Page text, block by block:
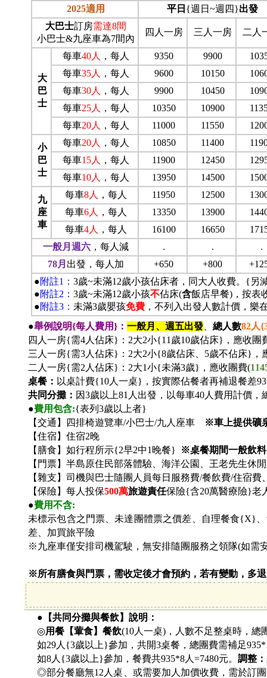
2025適用 平日 {週日~週四}出發
大巴士訂房需達8間
小巴士&九座車為7間內
四人一房 三人一房 二人
大
巴
士
每車40人 ，每人 9350 9900
每車35人 ，每人 9600 10150
每車30人 ，每人 9900 10450
每車25人 ，每人 10350 10900
每車20人 ，每人 11000 11550
小
巴
士
每車20人 ，每人 10850 11400
每車15人 ，每人 11900 12450
每車10人 ，每人 13950 14500
九
座
車
每車8人 ，每人 11950 12500
每車6人 ，每人 13350 13900
每車4人 ，每人 16100 16650
一般月週六 ，每人減 . .
.
78月 出發，每人加 +650 +800
●附註1： 3歲~未滿12歲小孩佔床者，同大人收費。{另
●附註2： 3歲~未滿12歲小孩不佔床(含飯店早餐)，按表
●附註3： 未滿3歲嬰孩免費 ，不列入出發人數計價，樂
●舉例說明{每人費用}： 一般月、週五出發 總人數82人
四人一房{需4人佔床}：2大2小{11歲10歲佔床}，應收團
三人一房{需3人佔床}：2大2小{8歲佔床、5歲不佔床}，
二人一房{需2人佔床}：2大1小{未滿3歲}，應收團費(
桌餐： 以桌計費{10人一桌}，按實際佔餐者再補退餐差
共同分攤： 因3歲以上81人出發，以每車40人費用計價，
●費用包含:{表列3歲以上者}
【交通】四排椅遊覽車/小巴士/九人座車
※車上提供礦
【住宿】住宿2晚
【膳食】如行程所示{2早2中1晚餐}
※桌餐期間一般飲
【門票】半島原住民部落體驗、海洋公園、王老先生休
【雜支】司機與巴士隨團人員每日服務費/餐飲費/住宿
【保險】每人投保500萬旅遊責任保險{含20萬醫療險}老
●費用不含:
未標示包含之門票、未達團體票之價差、自理餐食{X}
差、加買旅平險
※九座車僅安排司機駕駛，無安排隨團服務之領隊(如
※所有膳食與門票，需收定後才會預約，若有變動，多
●【共同分攤與餐飲】說明：
◎用餐【葷食】餐飲(10人一桌)，人數不足整桌時，總
如29人{3歲以上}參加，共開3桌餐，總團費需補足
如8人{3歲以上}參加，餐費共935*8人=7480元。 調整
◎部分餐廳無12人桌、或需要加人加價收費，需於訂